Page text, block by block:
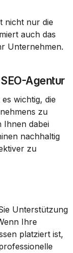
nicht nur die
auch das
Unternehmen.
Agentur
wichtig, die
zu
Ihnen dabei
nachhaltig
zu
Unterstützung
Ihre
platziert ist,